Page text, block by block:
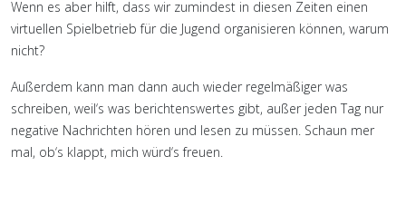
Wenn es aber hilft, dass wir zumindest in diesen Zeiten einen
virtuellen Spielbetrieb für die Jugend organisieren können, warum
nicht?
Außerdem kann man dann auch wieder regelmäßiger was
schreiben, weil‘s was berichtenswertes gibt, außer jeden Tag nur
negative Nachrichten hören und lesen zu müssen. Schaun mer
mal, ob‘s klappt, mich würd‘s freuen.